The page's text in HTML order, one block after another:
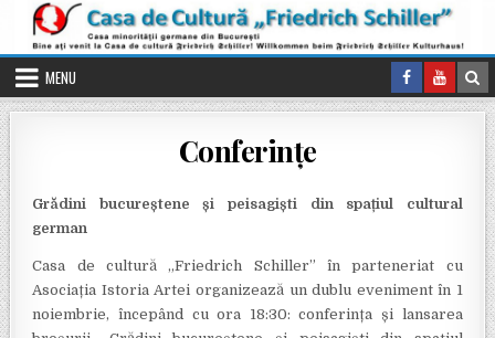
Skip to content
MENU
Conferinţe
Grădini bucureștene și peisagiști din spațiul cultural
german
Casa de cultură „Friedrich Schiller” în parteneriat cu
Asociația Istoria Artei organizează un dublu eveniment în 1
noiembrie, începând cu ora 18:30: conferința și lansarea